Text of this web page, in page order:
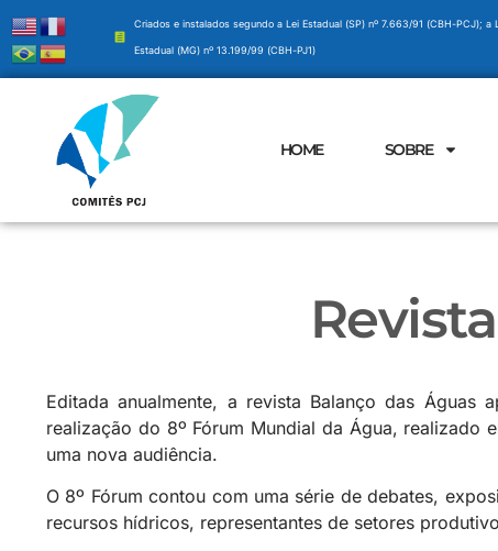
Criados e instalados segundo a Lei Estadual (SP) nº 7.663/91 (CBH-PCJ); a
Estadual (MG) nº 13.199/99 (CBH-PJ1)
HOME SOBRE
Editada anualmente, a revista Balanço das
realização do 8º Fórum Mundial da Água, realizado
uma nova audiência.
O 8º Fórum contou com uma série de debates,
recursos hídricos, representantes de setores